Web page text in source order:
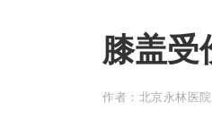
膝盖受
作者：北京永林医院